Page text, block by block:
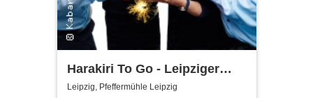
Harakiri To Go - Leipziger
Pfeffermühle
Leipzig, Pfeffermühle Leipzig